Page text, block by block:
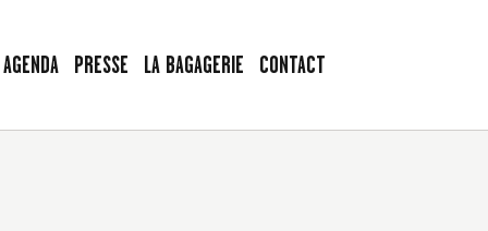
AGENDA PRESSE LA BAGAGERIE CONTACT